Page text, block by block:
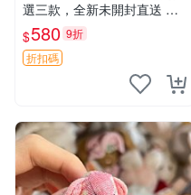
選三款，全新未開封直送 飛
鼠 護手霜 吉伊三款 新貨
$580 9折
折扣碼